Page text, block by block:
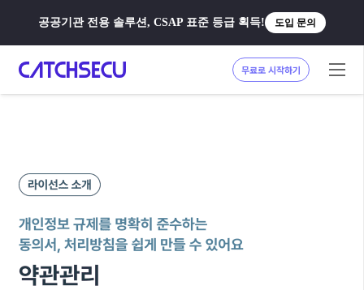
공공기관 전용 솔루션, CSAP 표준 등급 획득! 도입 문의
무료로 시작하기